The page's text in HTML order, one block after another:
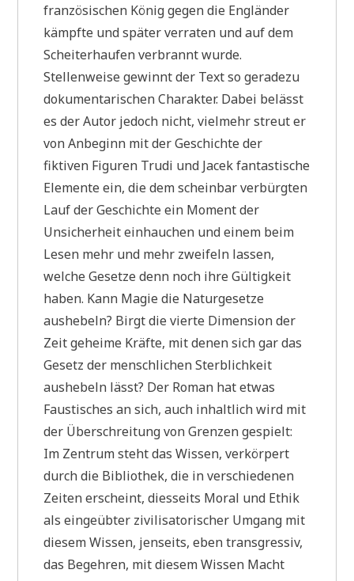
französischen König gegen die Engländer
kämpfte und später verraten und auf dem
Scheiterhaufen verbrannt wurde.
Stellenweise gewinnt der Text so geradezu
dokumentarischen Charakter. Dabei belässt
es der Autor jedoch nicht, vielmehr streut er
von Anbeginn mit der Geschichte der
fiktiven Figuren Trudi und Jacek fantastische
Elemente ein, die dem scheinbar verbürgten
Lauf der Geschichte ein Moment der
Unsicherheit einhauchen und einem beim
Lesen mehr und mehr zweifeln lassen,
welche Gesetze denn noch ihre Gültigkeit
haben. Kann Magie die Naturgesetze
aushebeln? Birgt die vierte Dimension der
Zeit geheime Kräfte, mit denen sich gar das
Gesetz der menschlichen Sterblichkeit
aushebeln lässt? Der Roman hat etwas
Faustisches an sich, auch inhaltlich wird mit
der Überschreitung von Grenzen gespielt:
Im Zentrum steht das Wissen, verkörpert
durch die Bibliothek, die in verschiedenen
Zeiten erscheint, diesseits Moral und Ethik
als eingeübter zivilisatorischer Umgang mit
diesem Wissen, jenseits, eben transgressiv,
das Begehren, mit diesem Wissen Macht